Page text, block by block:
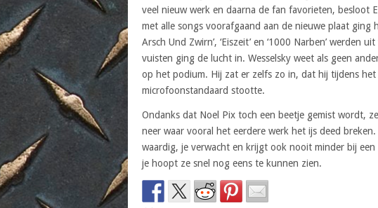
veel nieuw werk en daarna de fan favorieten, besloot
met alle songs voorafgaand aan de nieuwe plaat ging
Arsch Und Zwirn’, ‘Eiszeit’ en ‘1000 Narben’ werden
vuisten ging de lucht in. Wesselsky weet als geen
op het podium. Hij zat er zelfs zo in, dat hij tijdens
microfoonstandaard stootte.
Ondanks dat Noel Pix toch een beetje gemist wordt,
neer waar vooral het eerdere werk het ijs deed
waardig, je verwacht en krijgt ook nooit minder bij
je hoopt ze snel nog eens te kunnen zien.